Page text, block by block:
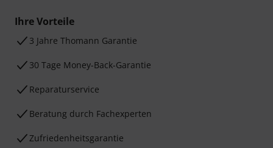
Ihre Vorteile
3 Jahre Thomann Garantie
30 Tage Money-Back-Garantie
Reparaturservice
Beratung durch Fachexperten
Zufriedenheitsgarantie